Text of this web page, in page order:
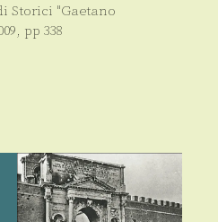
Storici "Gaetano
, pp 338